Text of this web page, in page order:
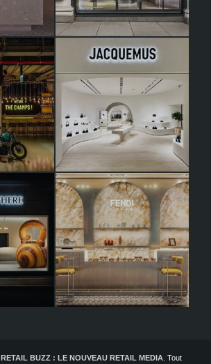
RETAIL BUZZ : LE NOUVEAU RETAIL MEDIA. Tout